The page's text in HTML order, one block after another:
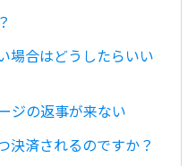
場合はどうしたらいい
ジの返事が来ない
決済されるのですか？